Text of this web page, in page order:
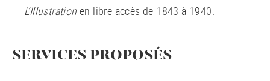
L’Illustration en libre accès de 1843 à 1940.
SERVICES PROPOSÉS